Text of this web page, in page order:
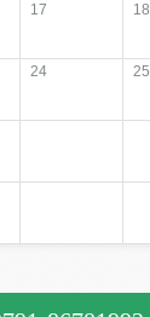
17 18
24 25